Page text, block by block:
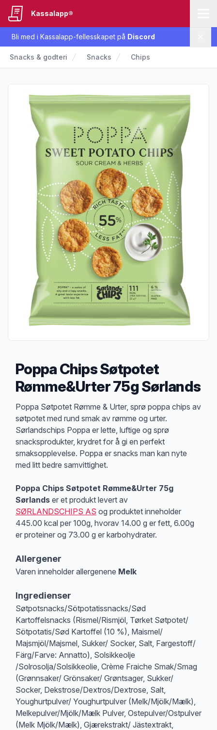
Bli med i Kassalapp-fellesskapet på Discord
Kassalapp®
Snacks & godteri Snacks Chips
Poppa Chips Søtpotet
Rømme&Urter 75g Sørlands
Produktbeskrivelse
Poppa Søtpotet Rømme & Urter, sprø poppa chips av
søtpotet med rund smak av rømme og urter.
Sørlandschips Poppa er lette, luftige og sprø
snacksprodukter, krydret for å gi en perfekt
smaksopplevelse. Poppa er snacks man kan nyte
med litt bedre samvittighet.
Poppa Chips Søtpotet Rømme&Urter 75g
Sørlands er et produkt levert av
SØRLANDSCHIPS AS og produktet inneholder
445.00 kcal per 100g, hvorav 14.00 g er fett, 6.00g
er proteiner og 73.00 g er karbohydrater.
Allergener
Varen inneholder allergenene Melk
Ingredienser
Søtpotsnacks/Sötpotatissnacks/Sød
Kartoffelsnacks (Rismel/Rismjöl, Tørket Søtpotet/
Sötpotatis/Sød Kartoffel (10 %), Maismel/
Majsmjöl/Majsmel, Sukker/ Socker, Salt, Fargestoff/
Färg/Farve: Annatto), Solsikkeolje
/Solrosolja/Solsikkeolie, Crème Fraiche Smak/Smag
(Grønnsaker/ Grönsaker/ Grøntsager, Sukker/
Socker, Dekstrose/Dextros/Dextrose, Salt,
Youghurtpulver/ Youghurtpulver (Melk/Mjölk/Mælk),
Melkepulver/Mjölk/Mælk Pulver, Ostepulver/Ostpulver
(Melk Mjölk/Mælk), Gjærekstrakt/ Jästextrakt,